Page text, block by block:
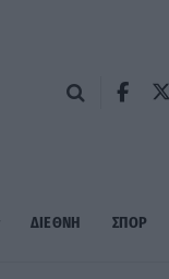
ΔΙΕΘΝΗ ΣΠΟΡ